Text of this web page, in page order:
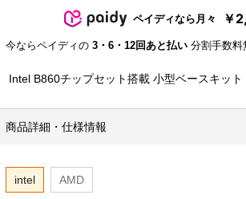
ペイディなら月々 ￥
今ならペイディの 3・6・12回あと払い 分割手数
Intel B860チップセット搭載 小型ベースキット
商品詳細・仕様情報
intel AMD